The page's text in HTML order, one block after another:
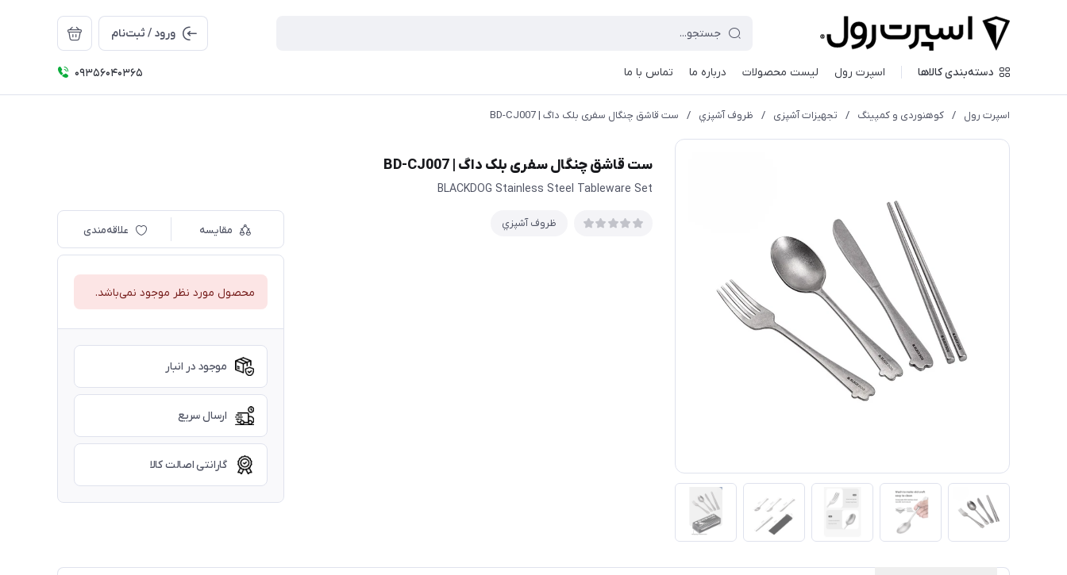
ورود / ثبت‌نام
دسته‌بندی کالاها اسپرت رول لیست محصولات درباره ما تماس با ما 09356040365
اسپرت رول / کوهنوردی و کمپینگ / تجهیزات آشپزی / ظروف آشپزي / ست قاشق چنگال سفری بلک داگ | BD-CJ007
ست قاشق چنگال سفری بلک داگ | BD-CJ007
BLACKDOG Stainless Steel Tableware Set
ظروف آشپزي
مقایسه علاقه‌مندی
محصول مورد نظر موجود نمی‌باشد.
موجود در انبار
ارسال سریع
گارانتی اصالت کالا